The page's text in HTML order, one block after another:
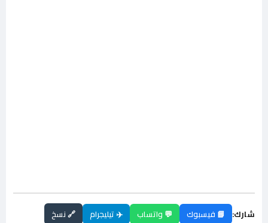
شارك: 📘 فيسبوك 💬 واتساب ✈️ تيليجرام 🔗 نسخ